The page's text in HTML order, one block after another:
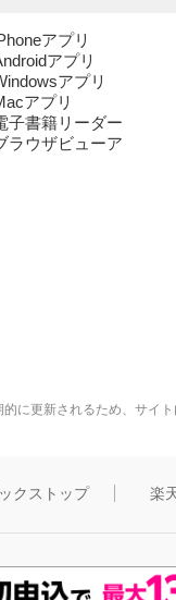
アプリ
アプリ
アプリ
アプリ
子書籍リーダー
ラウザビューア
に更新されるため、サイ
クストップ 楽